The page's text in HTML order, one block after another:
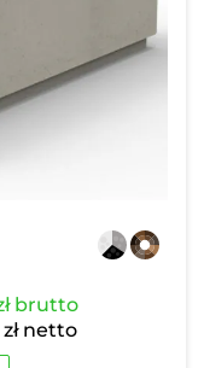
Zakres
cen:
od
brutto
złZakres
netto